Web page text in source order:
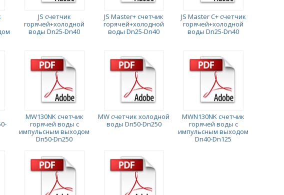
JS счетчик
горячей+холодной
воды Dn25-Dn40
JS Master+ счетчик
горячей+холодной
воды Dn25-Dn40
JS Master C+ счетчик
горячей+холодной
воды Dn25-Dn40
MW130NK счетчик
горячей воды с
импульсным выходом
Dn50-Dn250
MW счетчик холодной
воды Dn50-Dn250
MWN130NK счетчик
горячей воды с
импульсным выходом
Dn40-Dn125